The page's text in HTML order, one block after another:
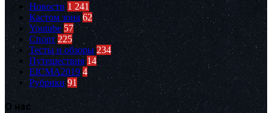
Новости 1 241
Кастом зона 62
Youtube 57
Спорт 225
Тесты и обзоры 234
Путешествия 14
EICMA2019 4
Рубрики 91
О нас